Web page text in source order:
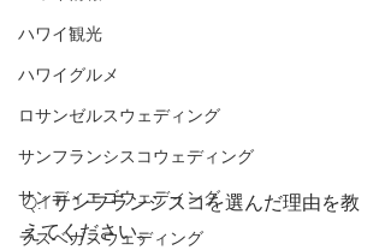
ハワイ観光
ハワイグルメ
ロサンゼルスウェディング
サンフランシスコウェディング
サンディエゴウェディング
ラスベガスウェディング
Q.1 サンフランシスコを選んだ理由を教
えてください。